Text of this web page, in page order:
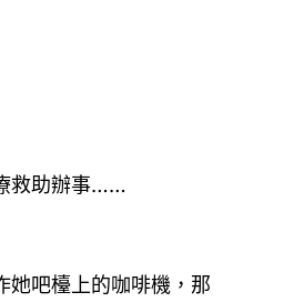
救助辦事……
她吧檯上的咖啡機，那